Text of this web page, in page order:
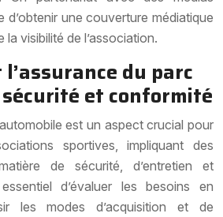
d’obtenir une couverture médiatique
la visibilité de l’association.
du parc
et conformité
est un aspect crucial pour
sportives, impliquant des
de sécurité, d’entretien et
d’évaluer les besoins en
les modes d’acquisition et de